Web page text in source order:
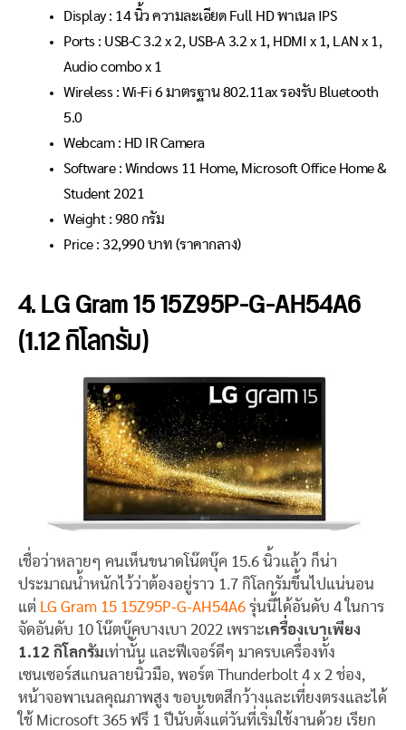
Display : 14 นิ้ว ความละเอียด Full HD พาเนล IPS
Ports : USB-C 3.2 x 2, USB-A 3.2 x 1, HDMI x 1, LAN x 1,
Audio combo x 1
Wireless : Wi-Fi 6 มาตรฐาน 802.11ax รองรับ Bluetooth
5.0
Webcam : HD IR Camera
Software : Windows 11 Home, Microsoft Office Home &
Student 2021
Weight : 980 กรัม
Price : 32,990บาท (ราคากลาง)
4. LG Gram 15 15Z95P-G-AH54A6
(1.12 กิโลกรัม)
เชื่อว่าหลายๆ คนเห็นขนาดโน๊ตบุ๊ค 15.6 นิ้วแล้ว ก็น่า
ประมาณน้ำหนักไว้ว่าต้องอยู่ราว 1.7 กิโลกรัมขึ้นไปแน่นอน
แต่
LG Gram 15 15Z95P-G-AH54A6 รุ่นนี้ได้อันดับ 4 ในการ
จัดอันดับ 10 โน๊ตบุ๊คบางเบา 2022 เพราะเครื่องเบาเพียง
1.12 กิโลกรัมเท่านั้น และฟีเจอร์ดีๆ มาครบเครื่องทั้ง
เซนเซอร์สแกนลายนิ้วมือ, พอร์ต Thunderbolt 4 x 2 ช่อง,
หน้าจอพาเนลคุณภาพสูง ขอบเขตสีกว้างและเที่ยงตรงและได้
ใช้ Microsoft 365 ฟรี 1 ปีนับตั้งแต่วันที่เริ่มใช้งานด้วย เรียก